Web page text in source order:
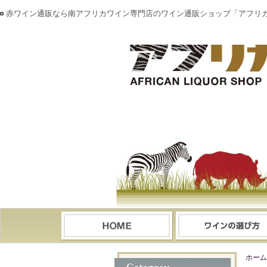
赤ワイン通販なら南アフリカワイン専門店のワイン通販ショップ「アフリ
ホーム